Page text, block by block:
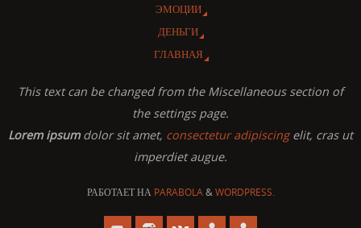
ЭМОЦИИ
ДЕНЬГИ
ГЛАВНАЯ
This text can be changed from the Miscellaneous section of
the settings page.
Lorem ipsumdolor sit amet, consectetur adipiscingelit, cras ut
imperdiet augue.
РАБОТАЕТ НА PARABOLA&WORDPRESS.